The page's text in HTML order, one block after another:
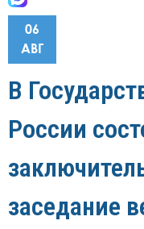
06
АВГ
В
России
заседание